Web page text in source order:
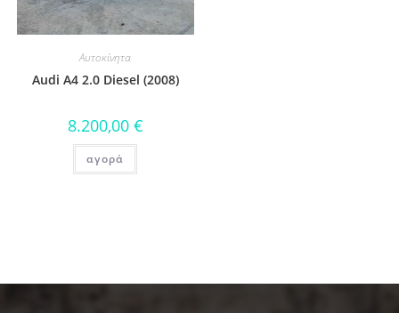
Αυτοκίνητα
Audi A4 2.0 Diesel (2008)
8.200,00 €
αγορά